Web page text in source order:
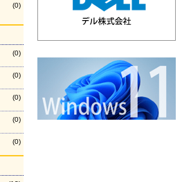
(0)
(0)
(0)
(0)
(0)
(0)